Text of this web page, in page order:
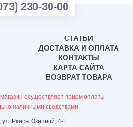
230-30-00
СТАТЬИ
ДОСТАВКА И ОПЛАТА
КОНТАКТЫ
КАРТА САЙТА
ВОЗВРАТ ТОВАРА
осуществляет прием оплаты
наличными средствами.
ул. Раисы Окипной, 4-Б